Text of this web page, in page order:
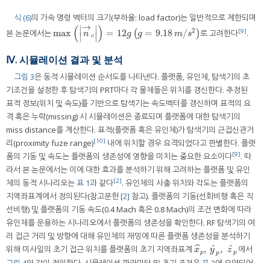
식 (6)의 가속 명령 벡터의 크기(부하율: load factor)는 일반적으로 제한되며
본 논문에서는max ( ∣
∣ n
→
c
∣
∣ ) = 12g (g = 9.18 m/s2 )
maxn → c=12 gg =9.18m /s2 로 고려한다[9].
Ⅳ. 시뮬레이션 결과 및 분석
그림 3은 동적 시뮬레이션 순서도를 나타낸다. 플랫폼, 유인체, 탐색기의 초
기조건을 설정한 후 탐색기의 PRT마다 각 물체들은 위치를 갱신한다. 추정된
표적 정보(위치 및 속도)를 기반으로 탐색기는 속도벡터를 갱신하며 표적의 요
격 혹은 누락(missing) 시 시뮬레이션은 종료되며 플랫폼에 대한 탐색기의
miss distance를 계산한다. 표적(플랫폼 혹은 유인체)가 탐색기의 근접신관거
리(proximity fuze range)[10] 내에 위치할 경우 요격되었다고 판별한다. 플랫
폼의 기동 및 속도는 플랫폼의 생존성에 영향을 미치는 중요한 요소이다[9]. 따
라서 본 논문에서는 이에 대한 효과를 분석하기 위해 고려하는 플랫폼 및 유인
체의 동적 시나리오는표 1과 같다[2]. 유인체의 사출 위치와 각도는 플랫폼의
지역좌표계에서 정의된다(참고문헌 [2] 참고). 플랫폼의 기동(선회비행 혹은 직
선비행) 및 플랫폼의 기동 속도(0.4 Mach 혹은 0.8 Mach)의 조건 변화에 따라
유인체를 운용하는 시나리오에서 플랫폼의 생존성을 확인한다. RF 탐색기의 여
러 접근 거리 및 방향에 대해 유인체의 재밍에 따른 플랫폼 생존성을 분석하기
위해 미사일의 초기 접근 위치를 플랫폼의 초기 지역좌표계 x
ˆp, y
ˆ p , z
ˆ p
x^p y^p z^p에서